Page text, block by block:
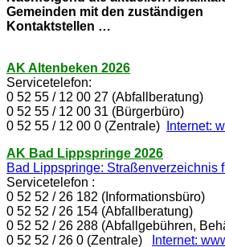
Gemeinden mit den zuständigen
Kontaktstellen …
AK Altenbeken 2026
Servicetelefon:
0 52 55 / 12 00 27 (Abfallberatung)
0 52 55 / 12 00 31 (Bürgerbüro)
0 52 55 / 12 00 0 (Zentrale)
Internet:
AK Bad Lippspringe 2026
Bad Lippspringe: Straßenverzeichnis
Servicetelefon :
0 52 52 / 26 182 (Informationsbüro)
0 52 52 / 26 154 (Abfallberatung)
0 52 52 / 26 288 (Abfallgebühren,
0 52 52 / 26 0 (Zentrale)
Internet: